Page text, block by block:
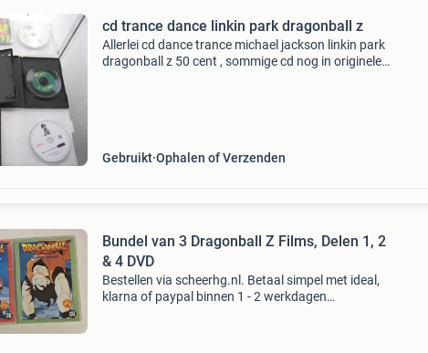
cd trance dance linkin park dragonball z
Allerlei cd dance trance michael jackson linkin park
dragonball z 50 cent , sommige cd nog in originele
Gebruikt Ophalen of Verzenden
Bundel van 3 Dragonball Z Films, Delen 1, 2
& 4 DVD
Bestellen via scheerhg.nl. Betaal simpel met ideal,
klarna of paypal binnen 1 - 2 werkdagen